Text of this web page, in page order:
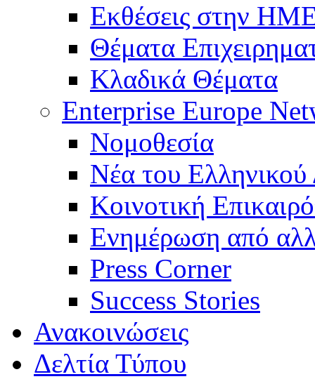
Εκθέσεις στην
Θέματα
Κλαδικά Θέματα
Enterprise Europe
Νομοθεσία
Νέα του Ελληνικού
Κοινοτική
Ενημέρωση από
Press Corner
Success Stories
Ανακοινώσεις
Δελτία Τύπου